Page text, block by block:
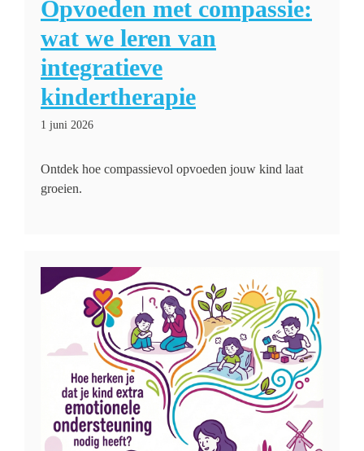
Opvoeden met compassie:
wat we leren van
integratieve
kindertherapie
1 juni 2026
Ontdek hoe compassievol opvoeden jouw kind laat
groeien.